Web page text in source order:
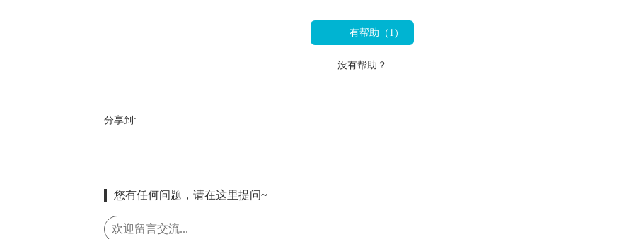
有帮助（ 1 ）
没有帮助？
分享到:
您有任何问题，请在这里提问~